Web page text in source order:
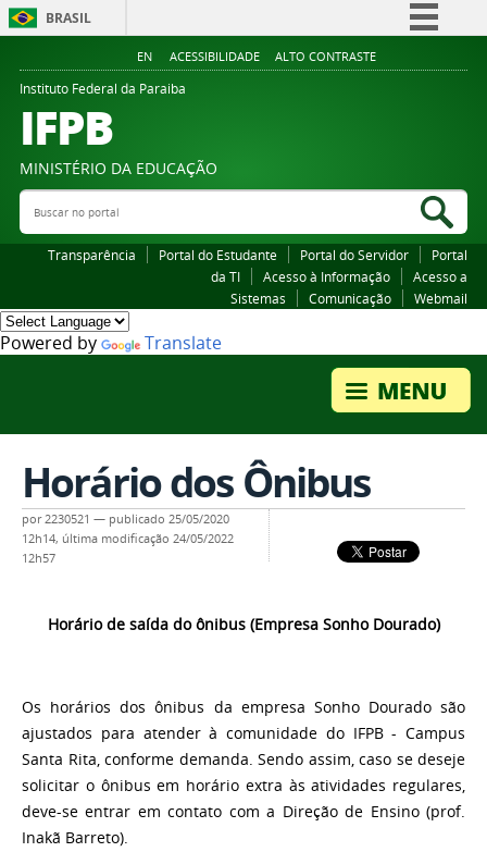
BRASIL
Simplifique!
Legislação
EN ACESSIBILIDADE ALTO CONTRASTE
Instituto Federal da Paraiba
IFPB
MINISTÉRIO DA EDUCAÇÃO
Buscar no portal
Transparência Portal do Estudante Portal do Servidor
Portal
da TI
Acesso à Informação
Acesso a
Sistemas
Comunicação Webmail
Powered by Translate
Horário dos Ônibus
por2230521 — publicado 25/05/2020
12h14, última modificação 24/05/2022
12h57
Horário de saída do ônibus (Empresa Sonho Dourado)
Os horários dos ônibus da empresa Sonho Dourado são
ajustados para atender à comunidade do IFPB - Campus
Santa Rita, conforme demanda. Sendo assim, caso se deseje
solicitar o ônibus em horário extra às atividades regulares,
deve-se entrar em contato com a Direção de Ensino (prof.
Inakã Barreto).